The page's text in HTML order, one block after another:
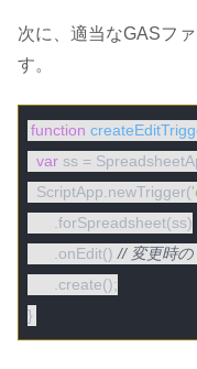
次に、適当なGASフ
す。
function
var ss =
  ScriptApp.newTrigger(
      .forSpreadsheet(ss)
      .onEdit()
// 変更時
      .create();